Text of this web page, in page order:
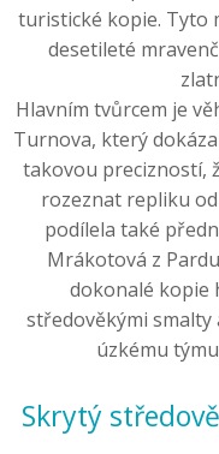
turistické kopie. Tyto
desetileté
Hlavním tvůrcem je
Turnova, který
takovou precizností,
rozeznat repliku
podílela také
Mrákotová z
dokonalé kopie
středověkými smalty
úzkému
Skrytý